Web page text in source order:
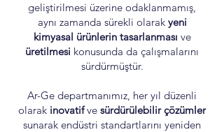
geliştirilmesi üzerine odaklanmamış,
aynı zamanda sürekli olarak yeni
kimyasal ürünlerin tasarlanması ve
üretilmesi konusunda da çalışmalarını
sürdürmüştür.
Ar-Ge departmanımız, her yıl düzenli
olarak inovatifve sürdürülebilir çözümler
sunarak endüstri standartlarını yeniden